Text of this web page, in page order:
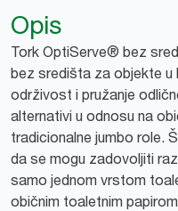
Opis
Tork OptiServe® bez
bez središta za objekte u
održivost i pružanje
alternativi u odnosu na
tradicionalne jumbo role.
da se mogu zadovoljiti
samo jednom vrstom
običnim toaletnim